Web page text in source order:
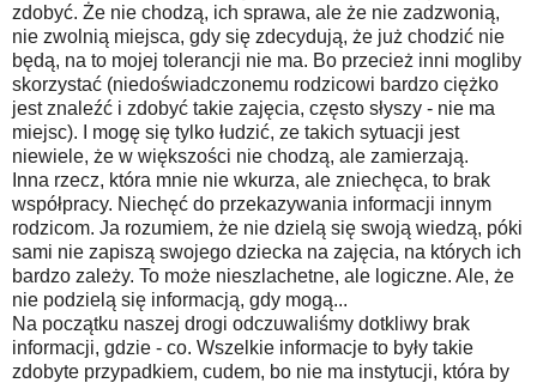
zdobyć. Że nie chodzą, ich sprawa, ale że nie zadzwonią,
nie zwolnią miejsca, gdy się zdecydują, że już chodzić nie
będą, na to mojej tolerancji nie ma. Bo przecież inni mogliby
skorzystać (niedoświadczonemu rodzicowi bardzo ciężko
jest znaleźć i zdobyć takie zajęcia, często słyszy - nie ma
miejsc). I mogę się tylko łudzić, ze takich sytuacji jest
niewiele, że w większości nie chodzą, ale zamierzają.
Inna rzecz, która mnie nie wkurza, ale zniechęca, to brak
współpracy. Niechęć do przekazywania informacji innym
rodzicom. Ja rozumiem, że nie dzielą się swoją wiedzą, póki
sami nie zapiszą swojego dziecka na zajęcia, na których ich
bardzo zależy. To może nieszlachetne, ale logiczne. Ale, że
nie podzielą się informacją, gdy mogą...
Na początku naszej drogi odczuwaliśmy dotkliwy brak
informacji, gdzie - co. Wszelkie informacje to były takie
zdobyte przypadkiem, cudem, bo nie ma instytucji, która by